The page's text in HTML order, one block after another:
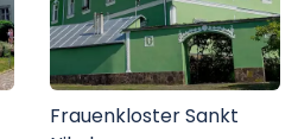
Frauenkloster Sankt